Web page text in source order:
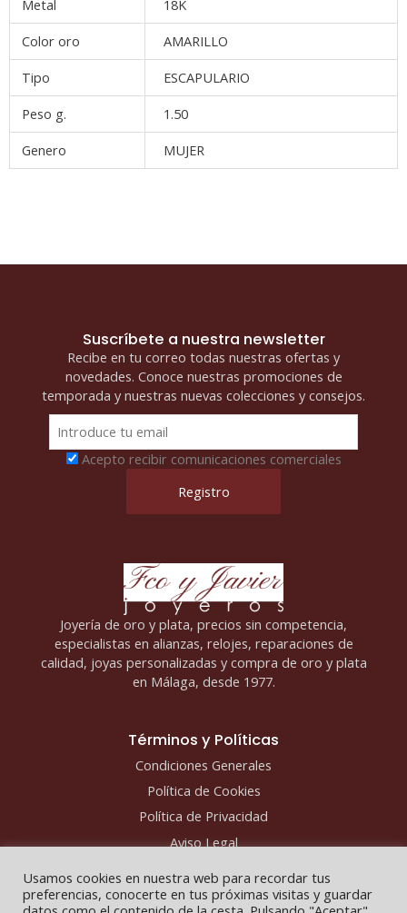
Metal
18K
Color oro
AMARILLO
Tipo
ESCAPULARIO
Peso g.
1.50
Genero
MUJER
Suscríbete a nuestra newsletter
Recibe en tu correo todas nuestras ofertas y
novedades. Conoce nuestras promociones de
temporada y nuestras nuevas colecciones y consejos.
Acepto recibir comunicaciones comerciales
Joyería de oro y plata, precios sin competencia,
especialistas en alianzas, relojes, reparaciones de
calidad, joyas personalizadas y compra de oro y plata
en Málaga, desde 1977.
Términos y Políticas
Condiciones Generales
Política de Cookies
Política de Privacidad
Aviso Legal
Usamos cookies en nuestra web para recordar tus
preferencias, conocerte en tus próximas visitas y guardar